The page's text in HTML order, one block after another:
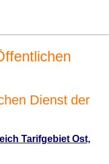
Dienst der
Tarifgebiet Ost,